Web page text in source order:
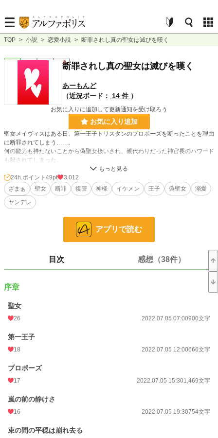
TOP > 小説 > 恋愛小説 > 断罪されし真の聖女は滅びを嘆く
完結 長編 R15断罪されし真の聖女は滅びを嘆く
あーもんど
（近況ボード：
14 件 ）
お気に入りに追加して更新通知を受け取ろう
お気に入り追加
聖女メイヴィスはある日、第一王子トリスタンのプロポーズを断ったことを理由
に断罪されてしまう……。
何の能力も持たないことから偽聖女扱いされ、親代わりだった神官長のハワード
も殺されてしまった。
その後、地下牢へと閉じ込められたメイヴィスの元に、全ての元凶であるトリス
タン王子が訪ねてきた。
「私のものになるなら、ここから出してやる」
言外に『体を差し出せ』と言われたメイヴィスは、命よりも己の貞操を選んだ。
────聖女は神の花嫁。人間に純潔を奪われるなんて、あってはならない。
トリスタン王子の提案を跳ね除けたメイヴィスは、やがて処刑の日を迎え……火
あぶりの刑に処された。
無念の死を迎えたメイヴィスだったが、天界で夫となる神様と出逢って……？
そして、下界での酷い仕打ちを知った神様は大激怒！
────「僕の花嫁に手を出すなんて……本当に人間は愚かだね」
※小説家になろう様でも、公開中
※『真の聖女を断罪した国は神の怒りを買ったようです〜神の逆鱗に触れたた
め、この世界は消滅します〜』のリメイク版になります。
みに旧版はピクシブ様にて、途中まで読めます)
恋愛 7,501 位 / 66,387 件
24h.ポイント 49pt
3,012
ざまぁ
聖女 断罪 復讐 神様 イケメン 王子 偽聖女
溺愛
ヤンデレ
アプリで読む
目次 感想（38件）
序章
聖女
26 2022.07.05 07:00900文字
第一王子
18 2022.07.05 12:00666文字
プロポーズ
17 2022.07.05 15:301,469文字
嵐の前の静けさ
16 2022.07.05 19:30754文字
束の間の平穏は崩れ去る